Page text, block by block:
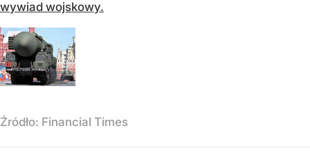
wywiad wojskowy.
Źródło: Financial Times